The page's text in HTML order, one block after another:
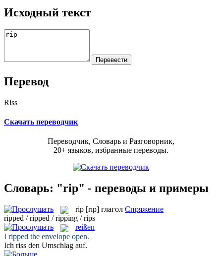
Исходный текст
Перевод
Riss
Скачать переводчик
Переводчик, Словарь и Разговорник,
20+ языков, избранные переводы.
Словарь: "rip" - переводы и примеры
rip [rɪp] глагол Спряжение
ripped / ripped / ripping / rips
reißen
I ripped the envelope open.
Ich riss den Umschlag auf.